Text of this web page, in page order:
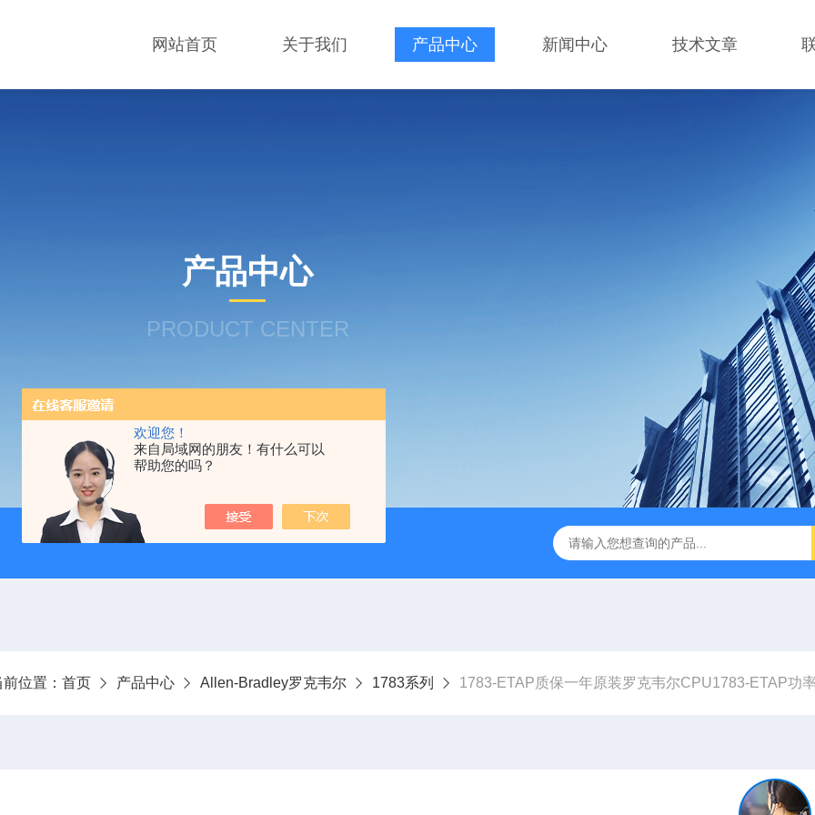
欢迎您！
来自局域网的朋友！有什么可以
帮助您的吗？
网站首页 关于我们 产品中心 新闻中心 技术文章
产品中心
PRODUCT CENTER
位置： 首页 产品中心 Allen-Bradley罗克韦尔 1783系列 1783-ETAP质保一年原装罗克韦尔CPU1783-ETAP功率范